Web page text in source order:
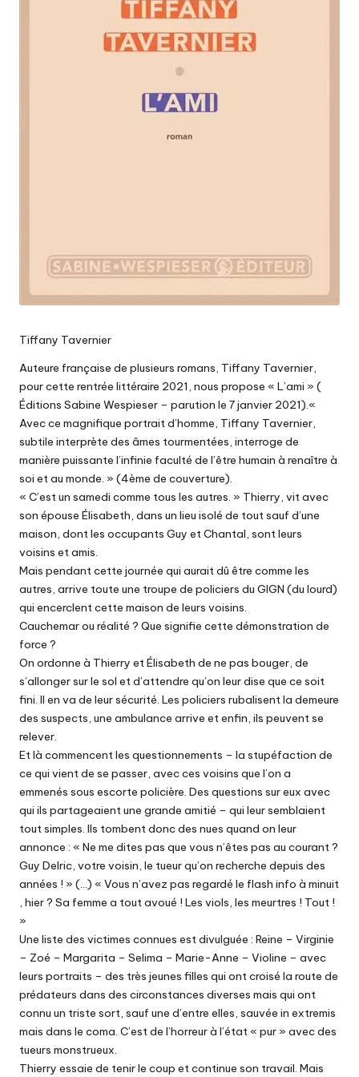
Tiffany Tavernier
Auteure française de plusieurs romans, Tiffany Tavernier,
pour cette rentrée littéraire 2021, nous propose « L’ami » (
Éditions Sabine Wespieser – parution le 7 janvier 2021).«
Avec ce magnifique portrait d’homme, Tiffany Tavernier,
subtile interprète des âmes tourmentées, interroge de
manière puissante l’infinie faculté de l’être humain à renaître à
soi et au monde. » (4ème de couverture).
« C’est un samedi comme tous les autres. » Thierry, vit avec
son épouse Élisabeth, dans un lieu isolé de tout sauf d’une
maison, dont les occupants Guy et Chantal, sont leurs
voisins et amis.
Mais pendant cette journée qui aurait dû être comme les
autres, arrive toute une troupe de policiers du GIGN (du lourd)
qui encerclent cette maison de leurs voisins.
Cauchemar ou réalité ? Que signifie cette démonstration de
force ?
On ordonne à Thierry et Élisabeth de ne pas bouger, de
s’allonger sur le sol et d’attendre qu’on leur dise que ce soit
fini. Il en va de leur sécurité. Les policiers rubalisent la demeure
des suspects, une ambulance arrive et enfin, ils peuvent se
relever.
Et là commencent les questionnements – la stupéfaction de
ce qui vient de se passer, avec ces voisins que l’on a
emmenés sous escorte policière. Des questions sur eux avec
qui ils partageaient une grande amitié – qui leur semblaient
tout simples. Ils tombent donc des nues quand on leur
annonce : « Ne me dites pas que vous n’êtes pas au courant ?
Guy Delric, votre voisin, le tueur qu’on recherche depuis des
années ! » (…) « Vous n’avez pas regardé le flash info à minuit
, hier ? Sa femme a tout avoué ! Les viols, les meurtres ! Tout !
»
Une liste des victimes connues est divulguée : Reine – Virginie
– Zoé – Margarita – Selima – Marie-Anne – Violine – avec
leurs portraits – des très jeunes filles qui ont croisé la route de
prédateurs dans des circonstances diverses mais qui ont
connu un triste sort, sauf une d’entre elles, sauvée in extremis
mais dans le coma. C’est de l’horreur à l’état « pur » avec des
tueurs monstrueux.
Thierry essaie de tenir le coup et continue son travail. Mais